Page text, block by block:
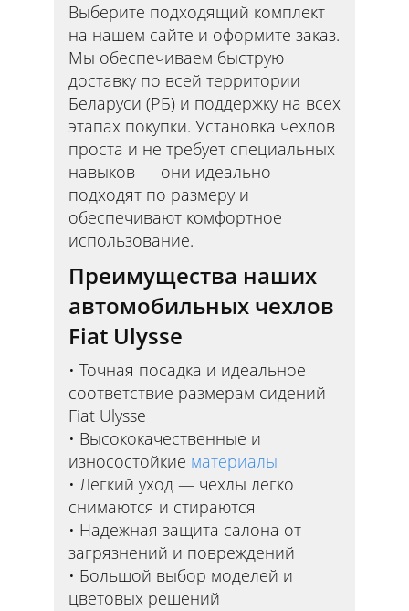
Выберите подходящий комплект
на нашем сайте и оформите заказ.
Мы обеспечиваем быструю
доставку по всей территории
Беларуси (РБ) и поддержку на всех
этапах покупки. Установка чехлов
проста и не требует специальных
навыков — они идеально
подходят по размеру и
обеспечивают комфортное
использование.
Преимущества наших
автомобильных чехлов
Fiat Ulysse
Точная посадка и идеальное
соответствие размерам сидений
Fiat Ulysse
Высококачественные и
износостойкие материалы
Легкий уход — чехлы легко
снимаются и стираются
Надежная защита салона от
загрязнений и повреждений
Большой выбор моделей и
цветовых решений